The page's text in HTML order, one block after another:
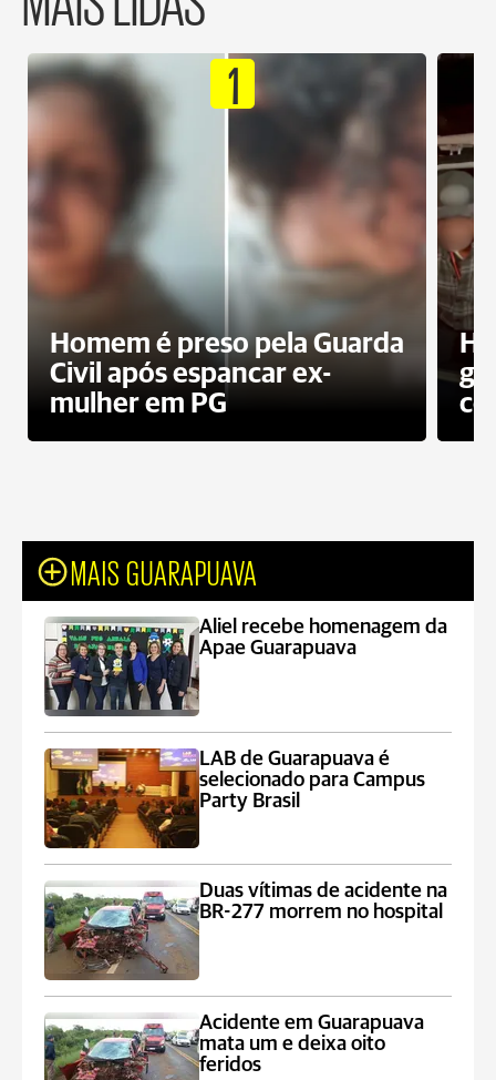
1
Homem é preso pela Guarda
Civil após espancar ex-
mulher em PG
MAIS GUARAPUAVA
Aliel recebe homenagem da
Apae Guarapuava
LAB de Guarapuava é
selecionado para Campus
Party Brasil
Duas vítimas de acidente na
BR-277 morrem no hospital
Acidente em Guarapuava
mata um e deixa oito
feridos